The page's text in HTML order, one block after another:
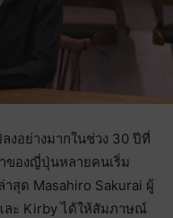
งอย่างมากในช่วง 30 ปีที่
ของญี่ปุ่นหลายคนเริ่ม
สุด Masahiro Sakurai ผู้
ละ Kirby ได้ให้สัมภาษณ์